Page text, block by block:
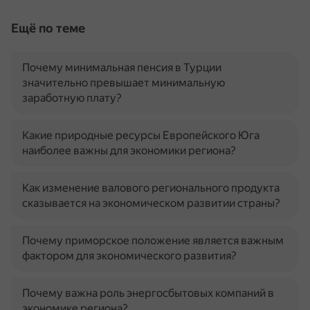
Ещё по теме
Почему минимальная пенсия в Турции
значительно превышает минимальную
заработную плату?
Какие природные ресурсы Европейского Юга
наиболее важны для экономики региона?
Как изменение валового регионального продукта
сказывается на экономическом развитии страны?
Почему приморское положение является важным
фактором для экономического развития?
Почему важна роль энергосбытовых компаний в